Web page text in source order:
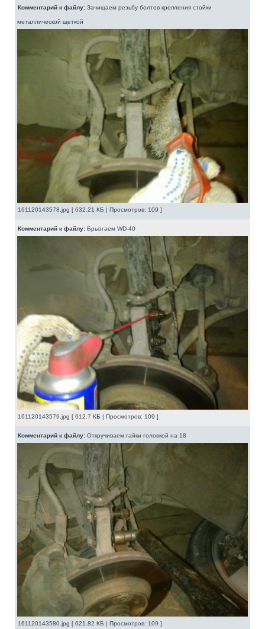
Комментарий к файлу: Зачищаем резьбу болтов крепления стойки
металлической щеткой
161120143578.jpg [ 632.21 КБ | Просмотров: 109 ]
Комментарий к файлу: Брызгаем WD-40
161120143579.jpg [ 612.7 КБ | Просмотров: 109 ]
Комментарий к файлу: Откручиваем гайки головкой на 18
161120143580.jpg [ 621.82 КБ | Просмотров: 109 ]